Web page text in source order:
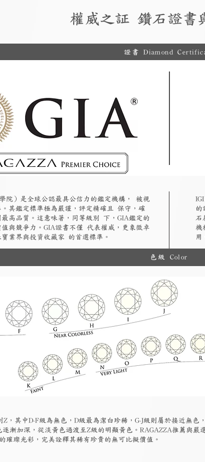
權威之証 鑽石證書
證書 Diamond
院）是全球公認最具公信力的鑑定機構， 被視
。其鑑定標準極為嚴謹，評定精確且 保守，確
高品質。這意味著，同等級別 下，GIA鑑定的
與競爭力。GIA證書不僅 代表權威，更象徵卓
業界與投資收藏家 的首選標準。
的
石
機
用
色級 Color
Z，其中D-F級為無色，D級最為潔白珍稀，G-J級則屬於接近無
漸加深，從淡黃色過渡至Z級的明顯黃色。RAGAZZA推薦與
璀璨光彩，完美詮釋其稀有珍貴的無可比擬價值。